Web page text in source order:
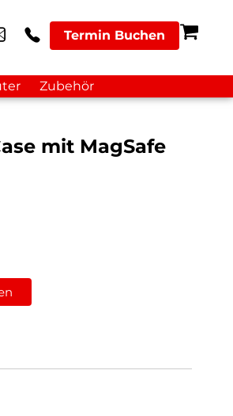
Termin Buchen
Zubehör
mit MagSafe